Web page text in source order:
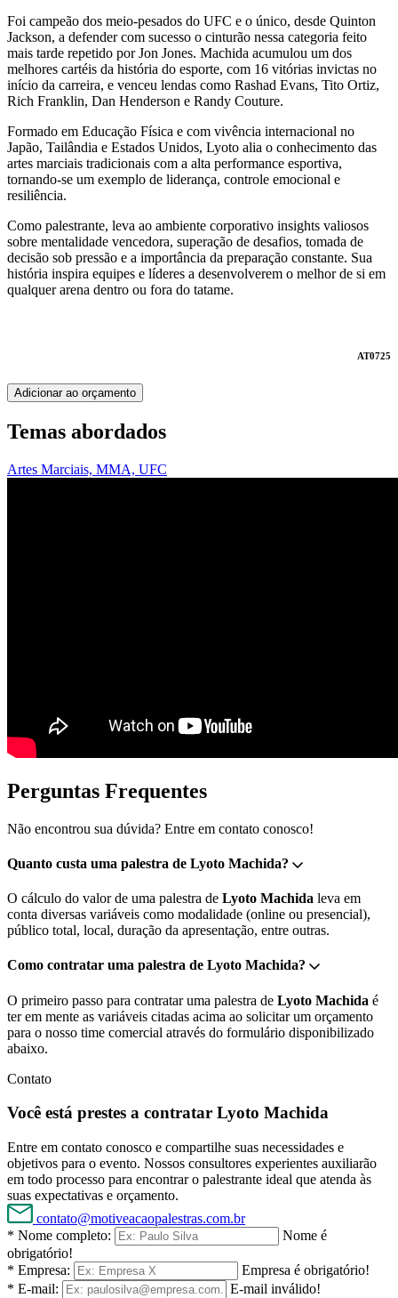
Foi campeão dos meio-pesados do UFC e o único, desde Quinton
Jackson, a defender com sucesso o cinturão nessa categoria feito
mais tarde repetido por Jon Jones. Machida acumulou um dos
melhores cartéis da história do esporte, com 16 vitórias invictas no
início da carreira, e venceu lendas como Rashad Evans, Tito Ortiz,
Rich Franklin, Dan Henderson e Randy Couture.
Formado em Educação Física e com vivência internacional no
Japão, Tailândia e Estados Unidos, Lyoto alia o conhecimento das
artes marciais tradicionais com a alta performance esportiva,
tornando-se um exemplo de liderança, controle emocional e
resiliência.
Como palestrante, leva ao ambiente corporativo insights valiosos
sobre mentalidade vencedora, superação de desafios, tomada de
decisão sob pressão e a importância da preparação constante. Sua
história inspira equipes e líderes a desenvolverem o melhor de si em
qualquer arena dentro ou fora do tatame.
AT0725
Adicionar ao orçamento
Temas abordados
Artes Marciais, MMA, UFC
Perguntas Frequentes
Não encontrou sua dúvida? Entre em contato conosco!
Quanto custa uma palestra de Lyoto Machida?
O cálculo do valor de uma palestra de Lyoto Machida leva em
conta diversas variáveis como modalidade (online ou presencial),
público total, local, duração da apresentação, entre outras.
Como contratar uma palestra de Lyoto Machida?
O primeiro passo para contratar uma palestra de Lyoto Machida é
ter em mente as variáveis citadas acima ao solicitar um orçamento
para o nosso time comercial através do formulário disponibilizado
abaixo.
Contato
Você está prestes a contratar Lyoto Machida
Entre em contato conosco e compartilhe suas necessidades e
objetivos para o evento. Nossos consultores experientes auxiliarão
em todo processo para encontrar o palestrante ideal que atenda às
suas expectativas e orçamento.
contato@motiveacaopalestras.com.br
* Nome completo:
Nome é
obrigatório!
* Empresa:
Empresa é obrigatório!
* E-mail:
E-mail inválido!